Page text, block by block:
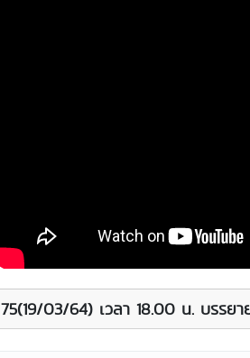
75(19/03/64) เวลา 18.00 น. บรรย